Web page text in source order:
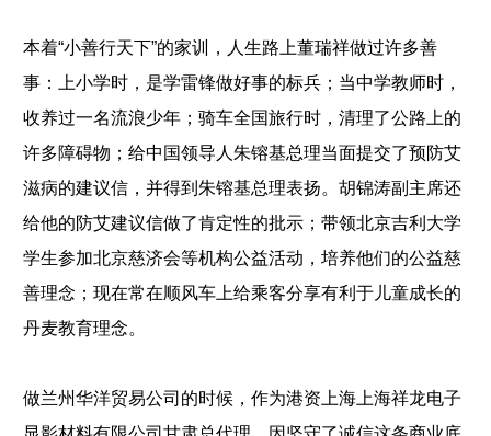
本着“小善行天下”的家训，人生路上董瑞祥做过许多善
事：上小学时，是学雷锋做好事的标兵；当中学教师时，
收养过一名流浪少年；骑车全国旅行时，清理了公路上的
许多障碍物；给中国领导人朱镕基总理当面提交了预防艾
滋病的建议信，并得到朱镕基总理表扬。胡锦涛副主席还
给他的防艾建议信做了肯定性的批示；带领北京吉利大学
学生参加北京慈济会等机构公益活动，培养他们的公益慈
善理念；现在常在顺风车上给乘客分享有利于儿童成长的
丹麦教育理念。
做兰州华洋贸易公司的时候，作为港资上海上海祥龙电子